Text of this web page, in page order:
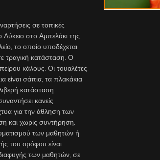
σε τοπικές
Λύκειο στο Αμπελάκι της
το οποίο υποδέχεται
τραγική κατάσταση. Ο
κάλους. Οι τουαλέτες
είναι σάπια, τα πλακάκια
κατάσταση
κανείς
για την άθληση των
και χωρίς συντήρηση.
των μαθητών ή
του ορόφου είναι
διαφυγής των μαθητών, σε